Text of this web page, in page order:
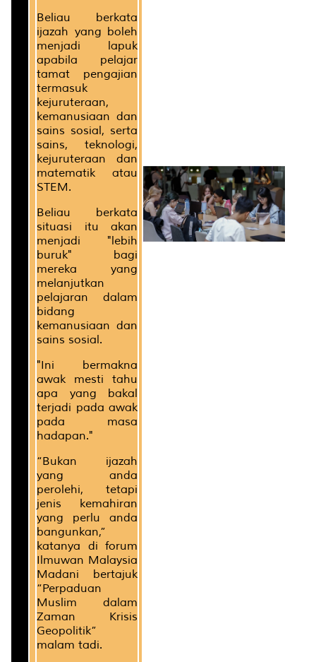
Beliau berkata
ijazah yang boleh
menjadi lapuk
apabila pelajar
tamat pengajian
termasuk
kejuruteraan,
kemanusiaan dan
sains sosial, serta
sains, teknologi,
kejuruteraan dan
matematik atau
STEM.
Beliau berkata
situasi itu akan
menjadi "lebih
buruk" bagi
mereka yang
melanjutkan
pelajaran dalam
bidang
kemanusiaan dan
sains sosial.
"Ini bermakna
awak mesti tahu
apa yang bakal
terjadi pada awak
pada masa
hadapan."
“Bukan ijazah
yang anda
perolehi, tetapi
jenis kemahiran
yang perlu anda
bangunkan,”
katanya di forum
Ilmuwan Malaysia
Madani bertajuk
“Perpaduan
Muslim dalam
Zaman Krisis
Geopolitik”
malam tadi.